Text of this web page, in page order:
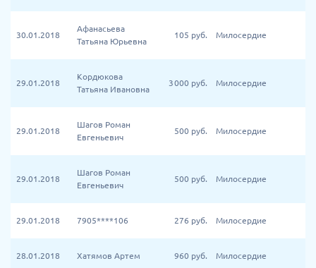
30.01.2018
Афанасьева
Татьяна Юрьевна
105 руб. Милосердие
29.01.2018
Кордюкова
Татьяна Ивановна
3 000 руб. Милосердие
29.01.2018
Шагов Роман
Евгеньевич
500 руб. Милосердие
29.01.2018
Шагов Роман
Евгеньевич
500 руб. Милосердие
29.01.2018 7905****106 276 руб. Милосердие
28.01.2018 Хатямов Артем 960 руб. Милосердие